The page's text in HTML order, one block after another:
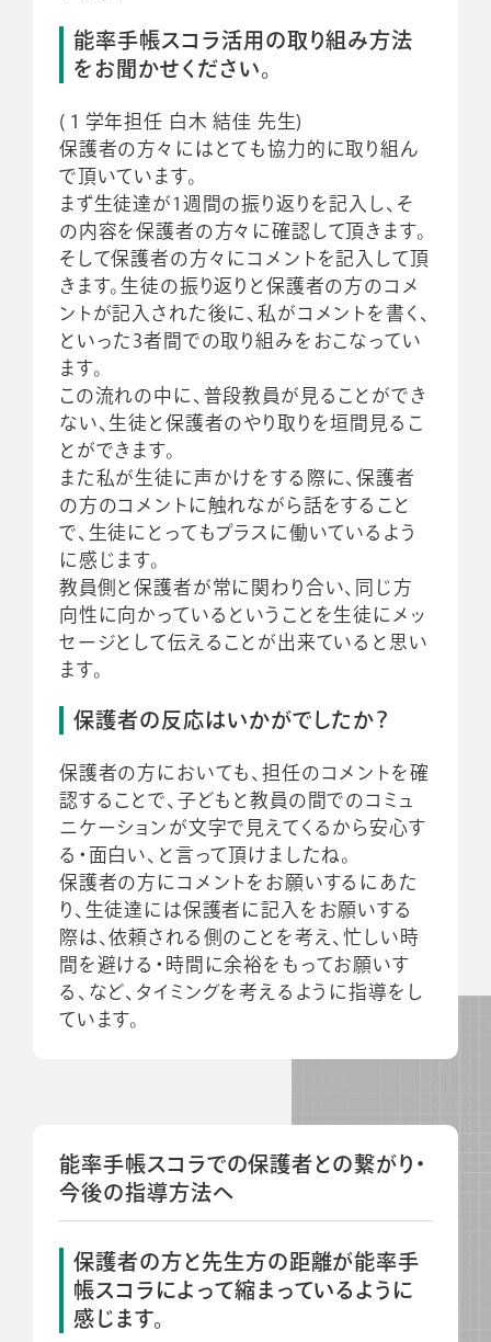
能率手帳スコラ活用の取り組み方法
をお聞かせください。
(１学年担任 白木 結佳 先生)
保護者の方々にはとても協力的に取り組ん
で頂いています。
まず生徒達が1週間の振り返りを記入し、そ
の内容を保護者の方々に確認して頂きます。
そして保護者の方々にコメントを記入して頂
きます。生徒の振り返りと保護者の方のコメ
ントが記入された後に、私がコメントを書く、
といった3者間での取り組みをおこなってい
ます。
この流れの中に、普段教員が見ることができ
ない、生徒と保護者のやり取りを垣間見るこ
とができます。
また私が生徒に声かけをする際に、保護者
の方のコメントに触れながら話をすること
で、生徒にとってもプラスに働いているよう
に感じます。
教員側と保護者が常に関わり合い、同じ方
向性に向かっているということを生徒にメッ
セージとして伝えることが出来ていると思い
ます。
保護者の反応はいかがでしたか？
保護者の方においても、担任のコメントを確
認することで、子どもと教員の間でのコミュ
ニケーションが文字で見えてくるから安心す
る・面白い、と言って頂けましたね。
保護者の方にコメントをお願いするにあた
り、生徒達には保護者に記入をお願いする
際は、依頼される側のことを考え、忙しい時
間を避ける・時間に余裕をもってお願いす
る、など、タイミングを考えるように指導をし
ています。
能率手帳スコラでの保護者との繋がり・
今後の指導方法へ
保護者の方と先生方の距離が能率手
帳スコラによって縮まっているように
感じます。